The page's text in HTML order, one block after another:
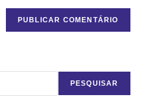
PESQUISAR